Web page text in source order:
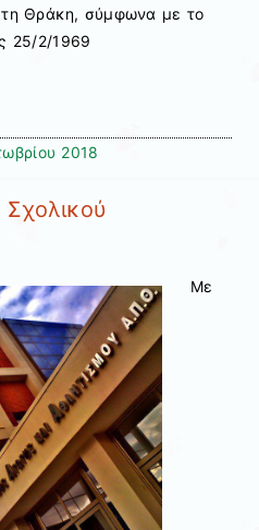
Θράκη, σύμφωνα με το
25/2/1969
2018
Με